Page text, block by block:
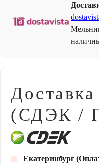
(СДЭК /
Екатеринбург